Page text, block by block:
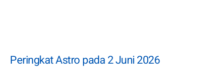
Peringkat Astro pada 2 Juni 2026